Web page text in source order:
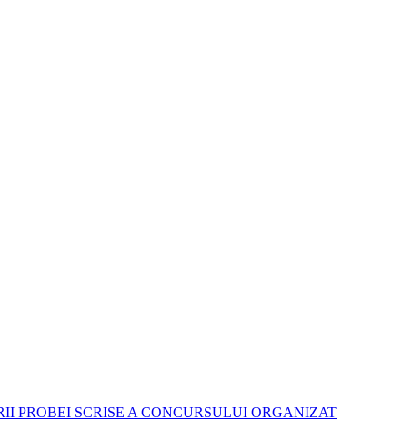
PROBEI SCRISE A CONCURSULUI ORGANIZAT